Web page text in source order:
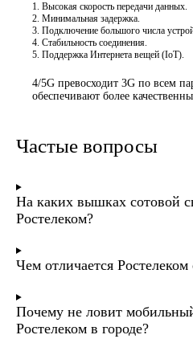
Высокая скорость передачи данных.
Минимальная задержка.
Подключение большого числа
Стабильность соединения.
Поддержка Интернета вещей (IoT).
4/5G превосходит 3G по всем
обеспечивают более
Частые вопросы
На каких вышках сотовой
Ростелеком?
Чем отличается Ростелеком
Почему не ловит
Ростелеком в городе?